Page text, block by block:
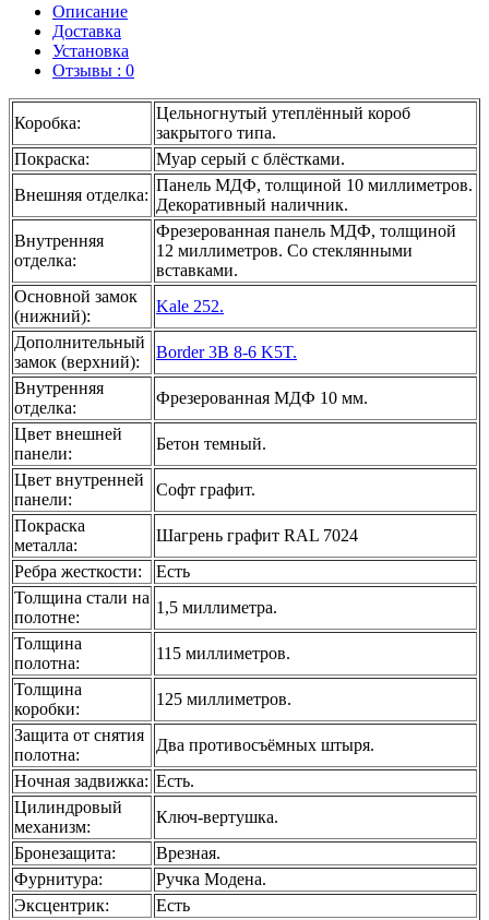
Описание
Доставка
Установка
Отзывы : 0
Коробка:
Цельногнутый утеплённый короб
закрытого типа.
Покраска:
Муар серый с блёстками.
Внешняя отделка:
Панель МДФ, толщиной 10 миллиметров.
Декоративный наличник.
Внутренняя
отделка:
Фрезерованная панель МДФ, толщиной
12 миллиметров. Со стеклянными
вставками.
Основной замок
(нижний):
Kale 252.
Дополнительный
замок (верхний):
Border 3B 8-6 K5T.
Внутренняя
отделка:
Фрезерованная МДФ 10 мм.
Цвет внешней
панели:
Бетон темный.
Цвет внутренней
панели:
Софт графит.
Покраска
металла:
Шагрень графит RAL 7024
Ребра жесткости:
Есть
Толщина стали на
полотне:
1,5 миллиметра.
Толщина
полотна:
115 миллиметров.
Толщина
коробки:
125 миллиметров.
Защита от снятия
полотна:
Два противосъёмных штыря.
Ночная задвижка: Есть.
Цилиндровый
механизм:
Ключ-вертушка.
Бронезащита:
Врезная.
Фурнитура:
Ручка Модена.
Эксцентрик:
Есть